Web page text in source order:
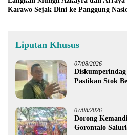
Karawo Sejak Dini ke Panggung
Liputan Khusus
07/08/2026
Pastikan Stok
07/08/2026
Dorong
Gorontalo